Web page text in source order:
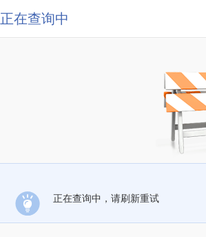
正在查询中
正在查询中，请刷新重试